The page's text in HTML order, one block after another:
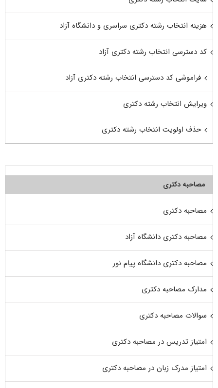
هزینه انتخاب رشته دکتری سراسری و دانشگاه آزاد
کد دسترسی انتخاب رشته دکتری آزاد
فراموشی کد دسترسی انتخاب رشته دکتری آزاد
ویرایش انتخاب رشته دکتری
حذف اولویت انتخاب رشته دکتری
مصاحبه دکتری
مصاحبه دکتری
مصاحبه دکتری دانشگاه آزاد
مصاحبه دکتری دانشگاه پیام نور
مدارک مصاحبه دکتری
سوالات مصاحبه دکتری
امتیاز تدریس در مصاحبه دکتری
امتیاز مدرک زبان در مصاحبه دکتری